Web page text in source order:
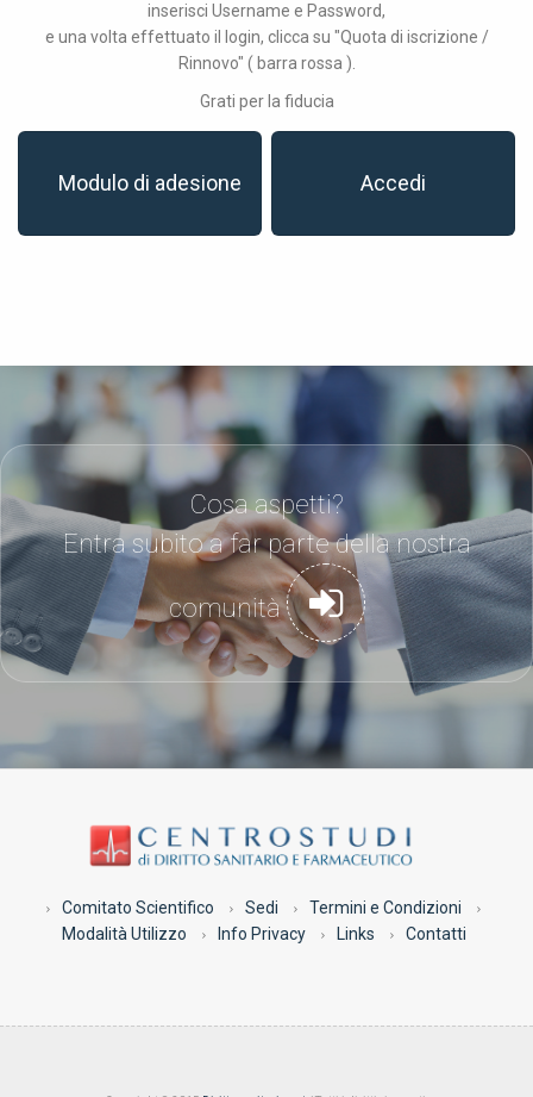
inserisci Username e Password,
e una volta effettuato il login, clicca su "Quota di iscrizione /
Rinnovo" ( barra rossa ).
Grati per la fiducia
Modulo di adesione Accedi
Cosa aspetti?
Entra subito a far parte della nostra
comunità
Comitato Scientifico Sedi
Termini e Condizioni
Modalità Utilizzo
Info Privacy Links Contatti